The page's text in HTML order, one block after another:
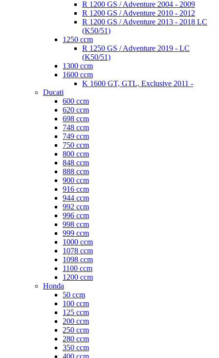
R 1200 GS / Adventure 2004 - 2009
R 1200 GS / Adventure 2010 - 2012
R 1200 GS / Adventure 2013 - 2018 LC
(K50/51)
1250 ccm
R 1250 GS / Adventure 2019 - LC
(K50/51)
1300 ccm
1600 ccm
K 1600 GT, GTL, Exclusive 2011 -
Ducati
600 ccm
620 ccm
698 ccm
748 ccm
749 ccm
750 ccm
800 ccm
848 ccm
888 ccm
900 ccm
916 ccm
944 ccm
992 ccm
996 ccm
998 ccm
999 ccm
1000 ccm
1078 ccm
1098 ccm
1100 ccm
1200 ccm
Honda
50 ccm
100 ccm
125 ccm
200 ccm
250 ccm
280 ccm
350 ccm
400 ccm